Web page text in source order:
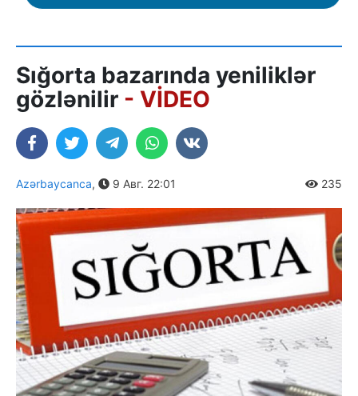
Sığorta bazarında yeniliklər
gözlənilir - VİDEO
Azərbaycanca, 9 Авг. 22:01 235